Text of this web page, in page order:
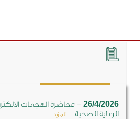
26/4/2026
-محاضرة الهجمات الالكترونية
الرعاية الصحية
المزيد